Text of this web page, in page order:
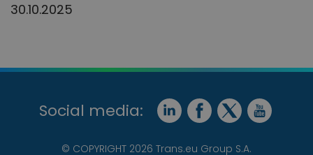
30.10.2025
Social media:
© COPYRIGHT 2026 Trans.eu Group S.A.